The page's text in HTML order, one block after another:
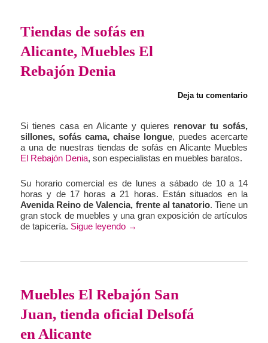
Tiendas de sofás en
Alicante, Muebles El
Rebajón Denia
Deja tu comentario
Si tienes casa en Alicante y quieres renovar tu sofás,
sillones, sofás cama, chaise longue, puedes acercarte
a una de nuestras tiendas de sofás en Alicante Muebles
El Rebajón Denia, son especialistas en muebles baratos.
Su horario comercial es de lunes a sábado de 10 a 14
horas y de 17 horas a 21 horas. Están situados en la
Avenida Reino de Valencia, frente al tanatorio. Tiene un
gran stock de muebles y una gran exposición de artículos
de tapicería. Sigue leyendo →
Muebles El Rebajón San
Juan, tienda oficial Delsofá
en Alicante